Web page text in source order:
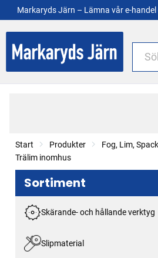
Markaryds Järn – Lämna vår e-
Start Produkter Fog, Lim,
Trälim inomhus
Sortiment
Skärande- och hållande verktyg
Slipmaterial